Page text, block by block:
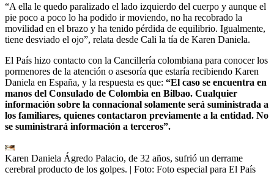
“A ella le quedo paralizado el lado izquierdo del cuerpo y aunque el
pie poco a poco lo ha podido ir moviendo, no ha recobrado la
movilidad en el brazo y ha tenido pérdida de equilibrio. Igualmente,
tiene desviado el ojo”, relata desde Cali la tía de Karen Daniela.
El País hizo contacto con la Cancillería colombiana para conocer los
pormenores de la atención o asesoría que estaría recibiendo Karen
Daniela en España, y la respuesta es que: “El caso se encuentra en
manos del Consulado de Colombia en Bilbao. Cualquier
información sobre la connacional solamente será suministrada a
los familiares, quienes contactaron previamente a la entidad. No
se suministrará información a terceros”.
Karen Daniela Ágredo Palacio, de 32 años, sufrió un derrame
cerebral producto de los golpes. | Foto: Foto especial para El País